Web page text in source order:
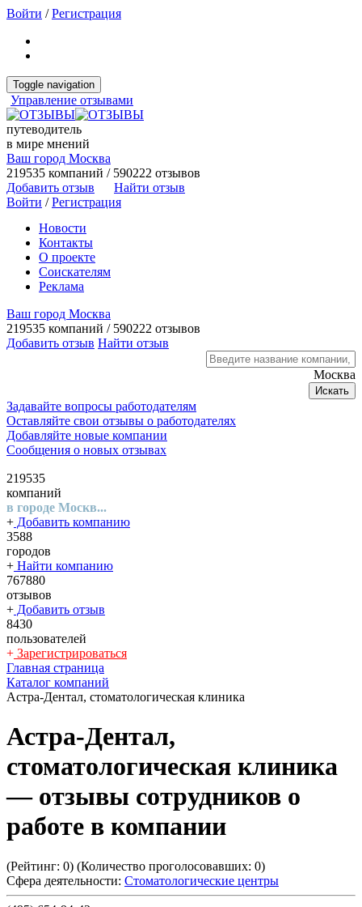
Войти /Регистрация
Toggle navigation
Управление отзывами
путеводитель
в мире мнений
Ваш город Москва
219535 компаний / 590222 отзывов
Добавить отзыв
Найти отзыв
Войти /Регистрация
Новости
Контакты
О проекте
Соискателям
Реклама
Ваш город Москва
219535 компаний / 590222 отзывов
Добавить отзыв Найти отзыв
Москва
Искать
Задавайте вопросы работодателям
Оставляйте свои отзывы о работодателях
Добавляйте новые компании
Сообщения о новых отзывах
219535
компаний
в городе Москв...
+ Добавить компанию
3588
городов
+ Найти компанию
767880
отзывов
+ Добавить отзыв
8430
пользователей
+ Зарегистрироваться
Главная страница
Каталог компаний
Астра-Дентал, стоматологическая клиника
Астра-Дентал,
стоматологическая клиника
— отзывы сотрудников о
работе в компании
(Рейтинг: 0) (Количество проголосовавших: 0)
Сфера деятельности: Стоматологические центры